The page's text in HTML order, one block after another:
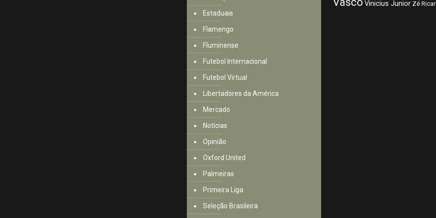
Estaduais
Flamengo
Fluminense
Futebol Internacional
Futebol Virtual
Libertadores da América
Mercado
Notícias
Opinião
Oxford United
Palmeiras
Primeira Liga
Seleção Brasileira
Vinicius Junior Zé